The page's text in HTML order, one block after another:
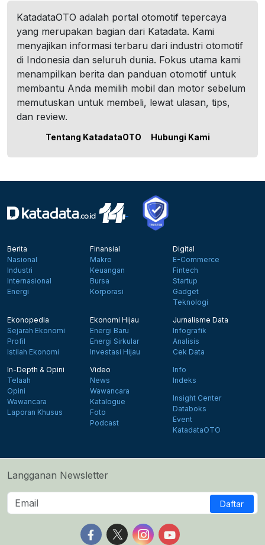
KatadataOTO adalah portal otomotif tepercaya
yang merupakan bagian dari Katadata. Kami
menyajikan informasi terbaru dari industri otomotif
di Indonesia dan seluruh dunia. Fokus utama kami
menampilkan berita dan panduan otomotif untuk
membantu Anda memilih mobil dan motor sebelum
memutuskan untuk membeli, lewat ulasan, tips,
dan review.
Tentang KatadataOTO Hubungi Kami
Berita
Nasional
Industri
Internasional
Energi
Finansial
Makro
Keuangan
Bursa
Korporasi
Digital
E-Commerce
Fintech
Startup
Gadget
Teknologi
Ekonopedia
Sejarah Ekonomi
Profil
Istilah Ekonomi
Ekonomi Hijau
Energi Baru
Energi Sirkular
Investasi Hijau
Jurnalisme Data
Infografik
Analisis
Cek Data
In-Depth & Opini
Telaah
Opini
Wawancara
Laporan Khusus
Video
News
Wawancara
Katalogue
Foto
Podcast
Info
Indeks
Insight Center
Databoks
Event
KatadataOTO
Langganan Newsletter
Daftar
Follow us on Facebook
Follow us on X
Follow us on Instagram
Follow us on